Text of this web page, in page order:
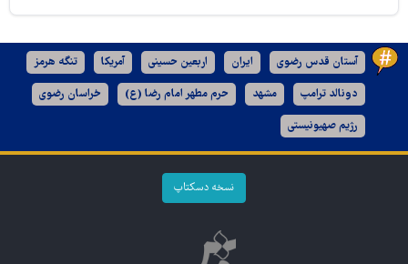
آستان قدس رضوی ایران اربعین حسینی آمریکا تنگه هرمز
دونالد ترامپ مشهد حرم مطهر امام رضا (ع) خراسان رضوی
رژیم صهیونیستی
نسخه دسکتاپ